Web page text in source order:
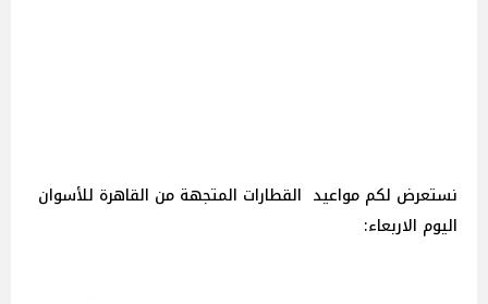
نستعرض لكم مواعيد القطارات المتجهة من القاهرة للأسوان
اليوم الاربعاء: